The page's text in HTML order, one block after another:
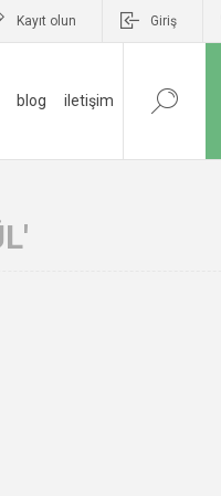
Kayıt olun Giriş
blog i̇letişim